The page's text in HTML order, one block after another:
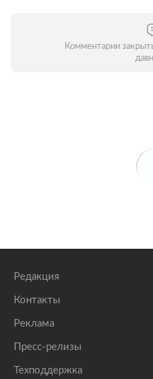
Комментарии
Редакция
Контакты
Реклама
Пресс-релизы
Техподдержка